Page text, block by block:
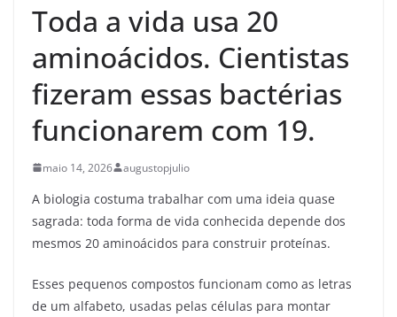
Toda a vida usa 20
aminoácidos. Cientistas
fizeram essas bactérias
funcionarem com 19.
maio 14, 2026 augustopjulio
A biologia costuma trabalhar com uma ideia quase
sagrada: toda forma de vida conhecida depende dos
mesmos 20 aminoácidos para construir proteínas.
Esses pequenos compostos funcionam como as letras
de um alfabeto, usadas pelas células para montar